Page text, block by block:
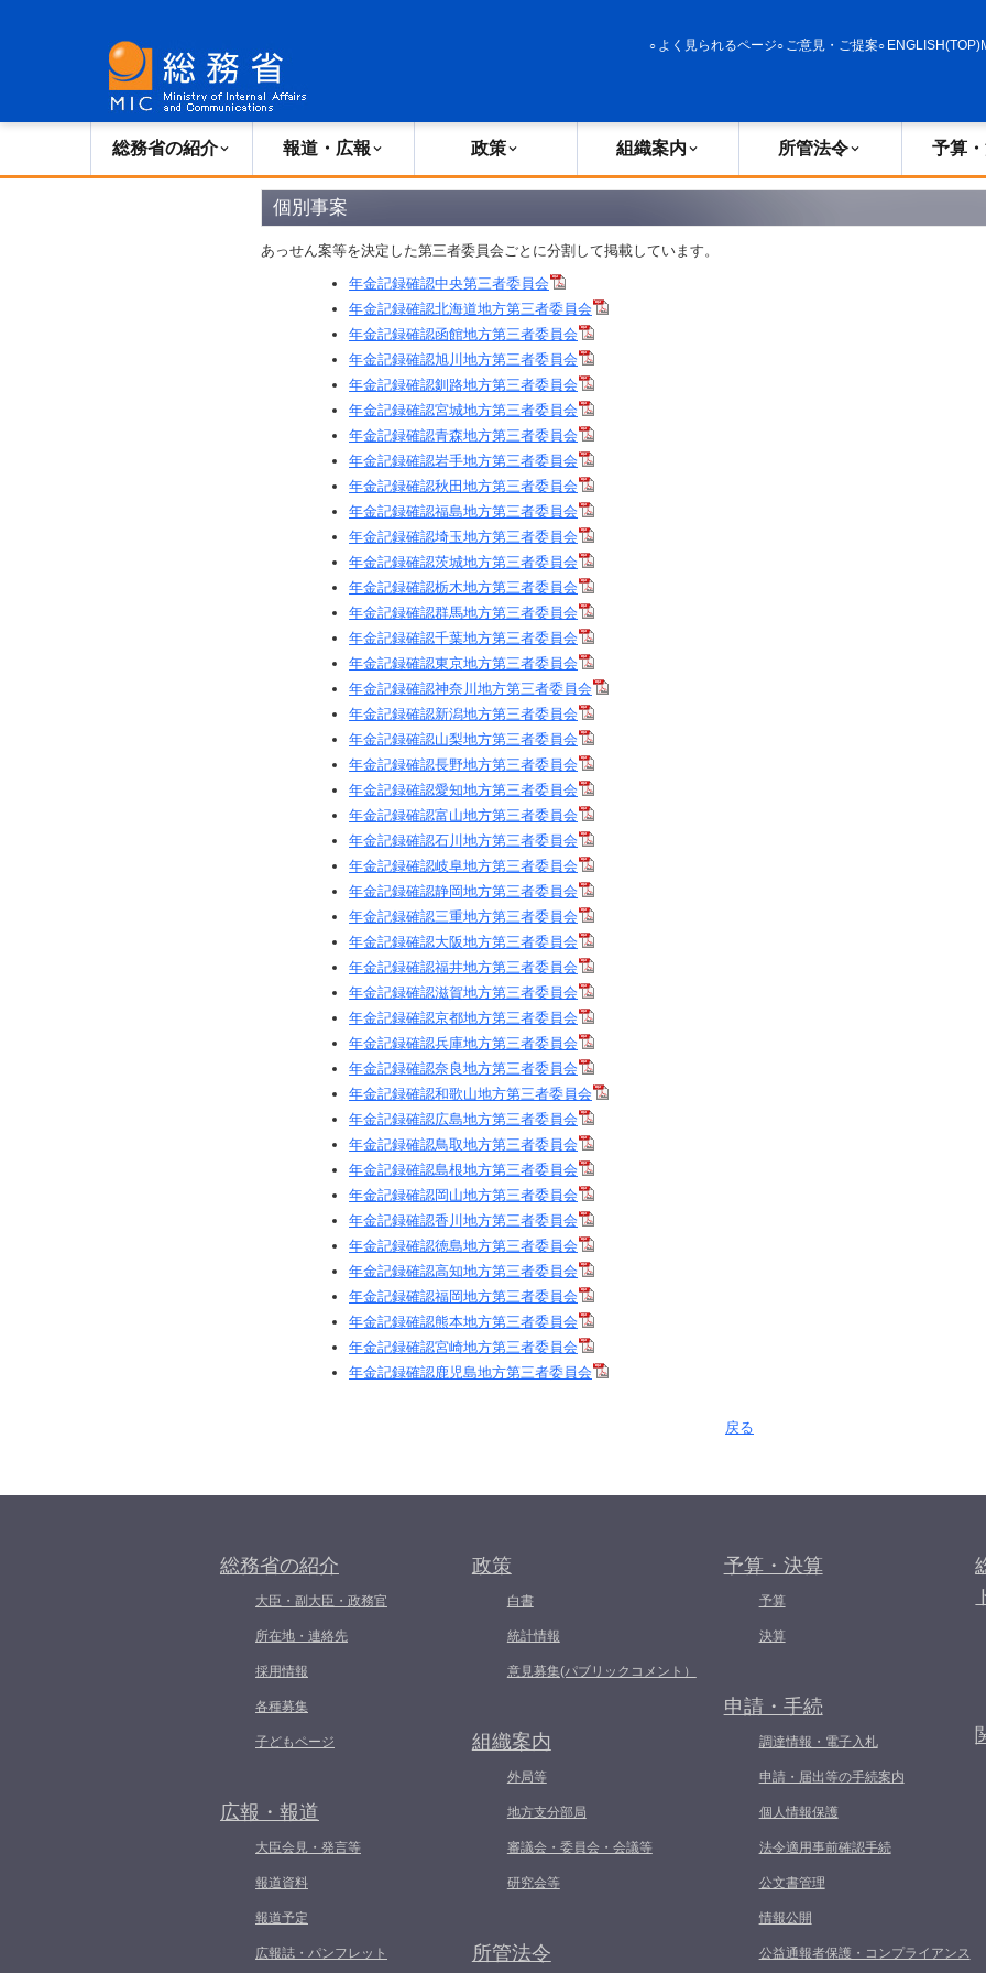
よく見られるページ ご意見・ご提案 ENGLISH(TOP)
総務省の紹介 報道・広報 政策 組織案内 所管法令 予算
個別事案
あっせん案等を決定した第三者委員会ごとに分割して掲載しています。
年金記録確認中央第三者委員会
年金記録確認北海道地方第三者委員会
年金記録確認函館地方第三者委員会
年金記録確認旭川地方第三者委員会
年金記録確認釧路地方第三者委員会
年金記録確認宮城地方第三者委員会
年金記録確認青森地方第三者委員会
年金記録確認岩手地方第三者委員会
年金記録確認秋田地方第三者委員会
年金記録確認福島地方第三者委員会
年金記録確認埼玉地方第三者委員会
年金記録確認茨城地方第三者委員会
年金記録確認栃木地方第三者委員会
年金記録確認群馬地方第三者委員会
年金記録確認千葉地方第三者委員会
年金記録確認東京地方第三者委員会
年金記録確認神奈川地方第三者委員会
年金記録確認新潟地方第三者委員会
年金記録確認山梨地方第三者委員会
年金記録確認長野地方第三者委員会
年金記録確認愛知地方第三者委員会
年金記録確認富山地方第三者委員会
年金記録確認石川地方第三者委員会
年金記録確認岐阜地方第三者委員会
年金記録確認静岡地方第三者委員会
年金記録確認三重地方第三者委員会
年金記録確認大阪地方第三者委員会
年金記録確認福井地方第三者委員会
年金記録確認滋賀地方第三者委員会
年金記録確認京都地方第三者委員会
年金記録確認兵庫地方第三者委員会
年金記録確認奈良地方第三者委員会
年金記録確認和歌山地方第三者委員会
年金記録確認広島地方第三者委員会
年金記録確認鳥取地方第三者委員会
年金記録確認島根地方第三者委員会
年金記録確認岡山地方第三者委員会
年金記録確認香川地方第三者委員会
年金記録確認徳島地方第三者委員会
年金記録確認高知地方第三者委員会
年金記録確認福岡地方第三者委員会
年金記録確認熊本地方第三者委員会
年金記録確認宮崎地方第三者委員会
年金記録確認鹿児島地方第三者委員会
戻る
総務省の紹介
大臣・副大臣・政務官
所在地・連絡先
採用情報
各種募集
子どもページ
広報・報道
大臣会見・発言等
報道資料
報道予定
広報誌・パンフレット
政策
白書
統計情報
意見募集(パブリックコメント）
組織案内
外局等
地方支分部局
審議会・委員会・会議等
研究会等
所管法令
予算・決算
予算
決算
申請・手続
調達情報・電子入札
申請・届出等の手続案内
個人情報保護
法令適用事前確認手続
公文書管理
情報公開
公益通報者保護・コンプライアンス